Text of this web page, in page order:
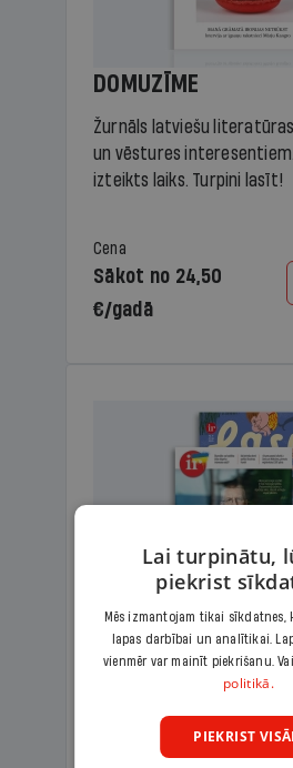
DOMUZĪME
Žurnāls latviešu
un vēstures
izteikts laiks. Turpini lasīt!
Cena
Sākot no 24,50
€/gadā
KOMPLEKTS IR +
Ģimenes komplekts –
lasāmžurnāls bērniem un
lasāmviela vecākiem.
Lai turpinātu,
piekrist
Mēs izmantojam tikai sīkdatnes,
lapas darbībai un analītikai.
vienmēr var mainīt piekrišanu.
politikā.
PIEKRIST